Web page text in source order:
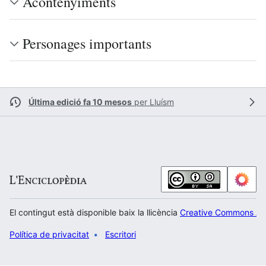
Personages importants
Última edició fa 10 mesos per Lluísm
El contingut està disponible baix la llicència Creative Commons
Política de privacitat Escritori